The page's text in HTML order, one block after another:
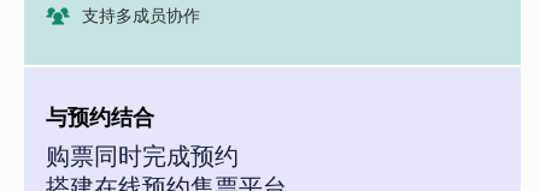
支持多成员协作
与预约结合
购票同时完成预约